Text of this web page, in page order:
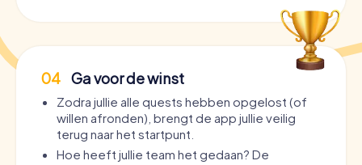
04 Ga voor de winst
Zodra jullie alle quests hebben opgelost (of
willen afronden), brengt de app jullie veilig
terug naar het startpunt.
Hoe heeft jullie team het gedaan? De